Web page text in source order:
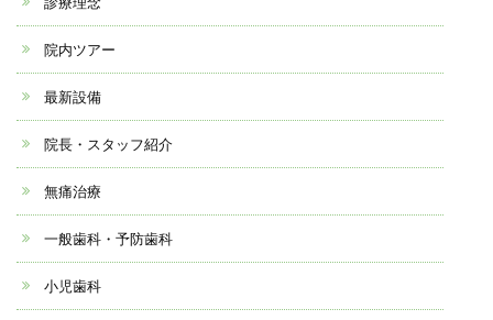
院内ツアー
最新設備
院長・スタッフ紹介
無痛治療
一般歯科・予防歯科
小児歯科